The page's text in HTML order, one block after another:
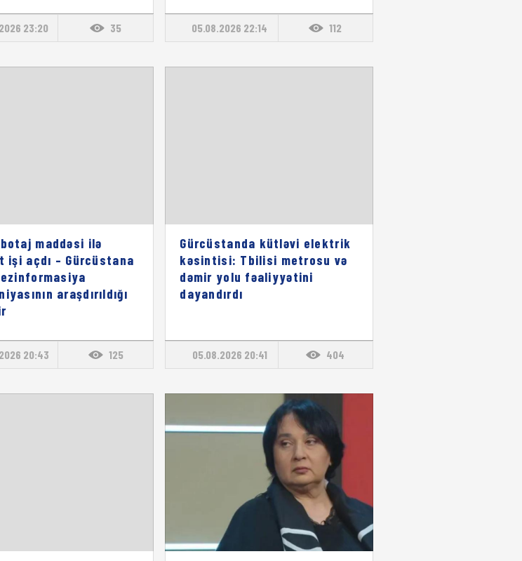
23:20 35 05.08.2026 22:14 112
maddəsi ilə
işi açdı – Gürcüstana
araşdırıldığı
20:43 125
Gürcüstanda kütləvi elektrik
kəsintisi: Tbilisi metrosu və
dəmir yolu fəaliyyətini
dayandırdı
05.08.2026 20:41 404